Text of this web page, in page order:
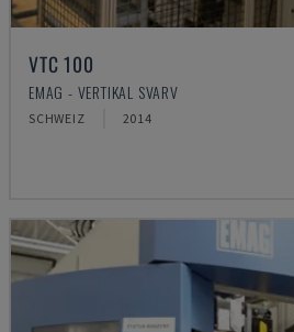
VTC 100
EMAG - VERTIKAL SVARV
SCHWEIZ 2014